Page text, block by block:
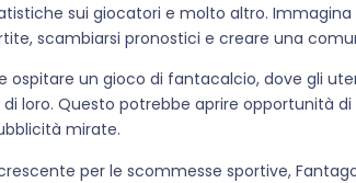
sui giocatori e molto altro.
scambiarsi pronostici e creare una
ospitare un gioco di fantacalcio, dove gli
loro. Questo potrebbe aprire opportunità
mirate.
per le scommesse sportive,